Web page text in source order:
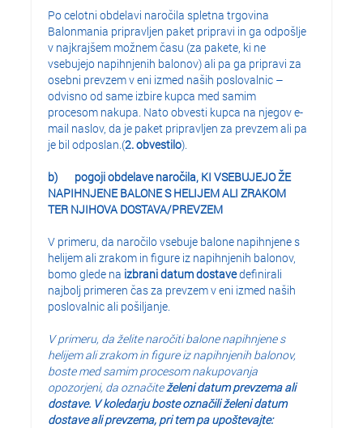
Po celotni obdelavi naročila spletna trgovina
Balonmania pripravljen paket pripravi in ga odpošlje
v najkrajšem možnem času (za pakete, ki ne
vsebujejo napihnjenih balonov) ali pa ga pripravi za
osebni prevzem v eni izmed naših poslovalnic –
odvisno od same izbire kupca med samim
procesom nakupa. Nato obvesti kupca na njegov e-
mail naslov, da je paket pripravljen za prevzem ali pa
je bil odposlan.(2. obvestilo).
b) pogoji obdelave naročila, KI VSEBUJEJO ŽE
NAPIHNJENEBALONE S HELIJEM ALI ZRAKOM
TER NJIHOVA DOSTAVA/PREVZEM
V primeru, da naročilo vsebuje balone napihnjene s
helijem ali zrakom in figure iz napihnjenih balonov,
bomo glede na izbrani datum dostavedefinirali
najbolj primeren čas za prevzem v eni izmed naših
poslovalnic ali pošiljanje.
V primeru, da želite naročiti balone napihnjene s
helijem ali zrakom in figure iz napihnjenih balonov,
boste med samim procesom nakupovanja
opozorjeni, da označiteželeni datum prevzema ali
dostave. V koledarju boste označili želeni datum
dostave ali prevzema, pri tem pa upoštevajte: